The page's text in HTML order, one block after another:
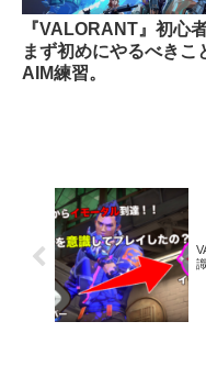
『VALORANT』初心
まず初めにやるべきこ
AIM練習。